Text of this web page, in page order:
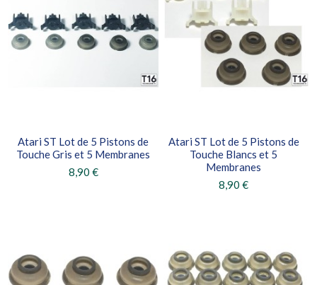
Atari ST Lot de 5 Pistons de
Touche Gris et 5 Membranes
8,90 €
Atari ST Lot de 5 Pistons de
Touche Blancs et 5
Membranes
8,90 €